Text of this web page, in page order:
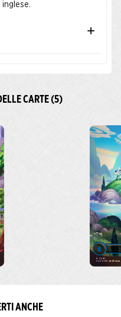
inglese.
CARTE (5)
ANCHE